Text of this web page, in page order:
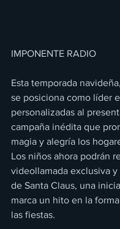
IMPONENTE RADIO
Esta temporada
se posiciona como líder
personalizadas al
campaña inédita que
magia y alegría los
Los niños ahora podrán
videollamada exclusiva
de Santa Claus, una
marca un hito en la
las fiestas.